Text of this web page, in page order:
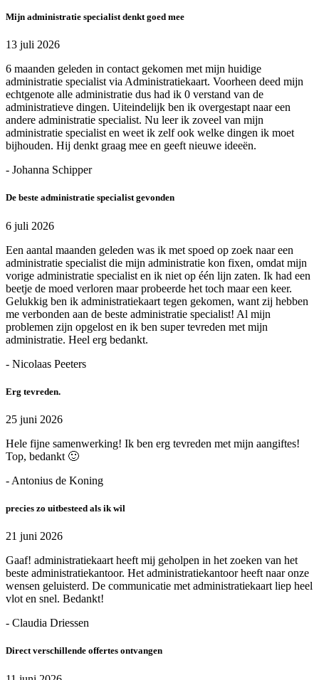
Mijn administratie specialist denkt goed mee
13 juli 2026
6 maanden geleden in contact gekomen met mijn huidige
administratie specialist via Administratiekaart. Voorheen deed mijn
echtgenote alle administratie dus had ik 0 verstand van de
administratieve dingen. Uiteindelijk ben ik overgestapt naar een
andere administratie specialist. Nu leer ik zoveel van mijn
administratie specialist en weet ik zelf ook welke dingen ik moet
bijhouden. Hij denkt graag mee en geeft nieuwe ideeën.
- Johanna Schipper
De beste administratie specialist gevonden
6 juli 2026
Een aantal maanden geleden was ik met spoed op zoek naar een
administratie specialist die mijn administratie kon fixen, omdat mijn
vorige administratie specialist en ik niet op één lijn zaten. Ik had een
beetje de moed verloren maar probeerde het toch maar een keer.
Gelukkig ben ik administratiekaart tegen gekomen, want zij hebben
me verbonden aan de beste administratie specialist! Al mijn
problemen zijn opgelost en ik ben super tevreden met mijn
administratie. Heel erg bedankt.
- Nicolaas Peeters
Erg tevreden.
25 juni 2026
Hele fijne samenwerking! Ik ben erg tevreden met mijn aangiftes!
Top, bedankt 🙂
- Antonius de Koning
precies zo uitbesteed als ik wil
21 juni 2026
Gaaf! administratiekaart heeft mij geholpen in het zoeken van het
beste administratiekantoor. Het administratiekantoor heeft naar onze
wensen geluisterd. De communicatie met administratiekaart liep heel
vlot en snel. Bedankt!
- Claudia Driessen
Direct verschillende offertes ontvangen